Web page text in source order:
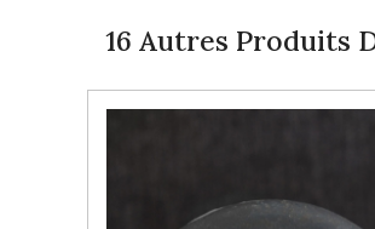
16 Autres Produits